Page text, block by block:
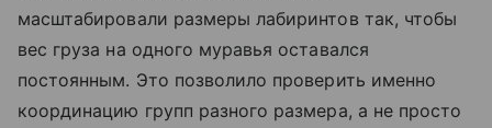
масштабировали размеры лабиринтов так, чтобы
вес груза на одного муравья оставался
постоянным. Это позволило проверить именно
координацию групп разного размера, а не просто